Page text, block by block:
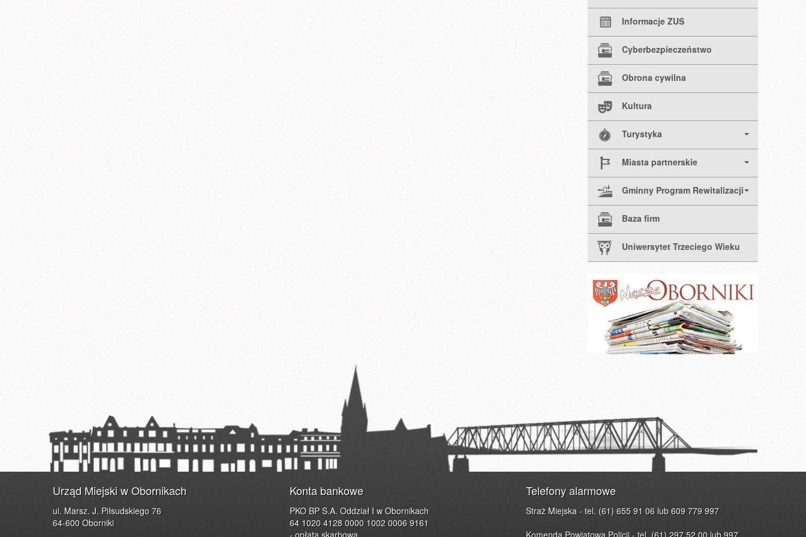
Informacje ZUS
Cyberbezpieczeństwo
Obrona cywilna
Kultura
Turystyka
Miasta partnerskie
Gminny Program Rewitalizacji
Baza firm
Uniwersytet Trzeciego Wieku
Urząd Miejski w Obornikach
ul. Marsz. J. Piłsudskiego 76
64-600 Oborniki
Konta bankowe
PKO BP S.A. Oddział I w Obornikach
64 1020 4128 0000 1002 0006 9161
Telefony alarmowe
Straż Miejska - tel. (61) 655 91 06 lub 609 779 997